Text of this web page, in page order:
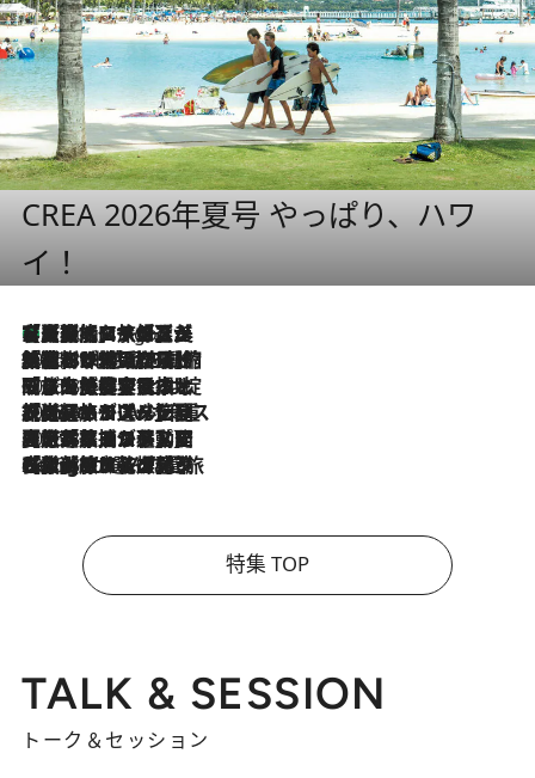
CREA 2026年夏号 やっぱり、ハワ
イ！
4 Hours Ago
【厳選旅コスメ】「多機能アイテムがメイン！」旅好き美容エディターが選んだ夏旅ベストコスメを発表【Mサイズジップ】
2026.8.6
「荷物が増えるほど旅ストレスは増す」美容ジャーナリストがたどり着いた最終結論。“化粧品を劇的に減らす”感動の凝縮美容とは
2026.8.6
「旅先には金髪ウィッグを持参」日本と同じメイクでは損してる!? 美容ジャーナリストが提案する“掟破りの旅美容”とは
2026.8.6
【厳選旅コスメ】「身軽さ＆UV対策重視！」ヘアアーティストshucoが選んだ夏旅ベストコスメを発表【Mサイズジップ】
2026.8.5
【厳選旅コスメ】国内をあちこち移動する河井菜摘が選んだ夏旅ベストコスメ発表！「リラックスアイテムはマスト」【Mサイズジップ】
2026.8.4
【厳選旅コスメ】「紫外線＆乾燥対策しながらメイク感も！」ヘア＆メイクGeorgeが選んだ夏旅ベストコスメを発表！【Mサイズジップ】
特集 TOP
TALK & SESSION
トーク＆セッション